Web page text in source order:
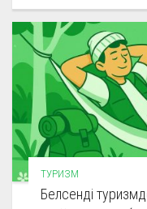
ТУРИЗМ
Белсенді